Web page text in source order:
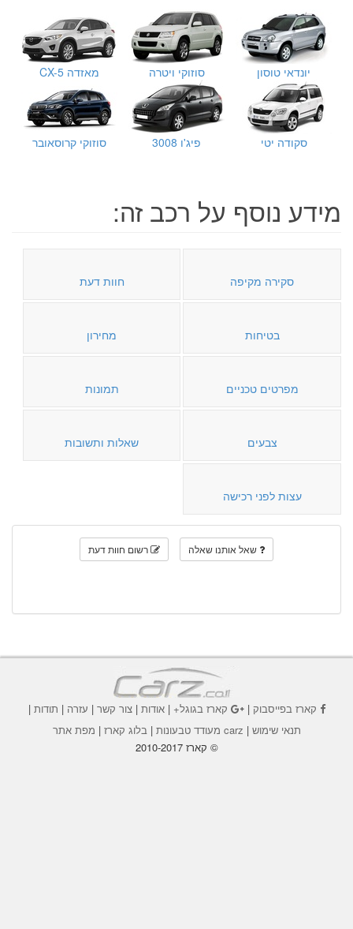
יונדאי טוסון סוזוקי ויטרה מאזדה CX-5
סקודה יטי פיג'ו 3008 סוזוקי קרוסאובר
מידע נוסף על רכב זה:
סקירה מקיפה חוות דעת
בטיחות מחירון
מפרטים טכניים תמונות
צבעים שאלות ותשובות
עצות לפני רכישה
שאל אותנו שאלה רשום חוות דעת
קארז בפייסבוק| קארז בגוגל+|אודות |צור קשר | עזרה | תודות |
תנאי שימוש | carz מעודד טבעונות |בלוג קארז | מפת אתר
© קארז 2010-2017